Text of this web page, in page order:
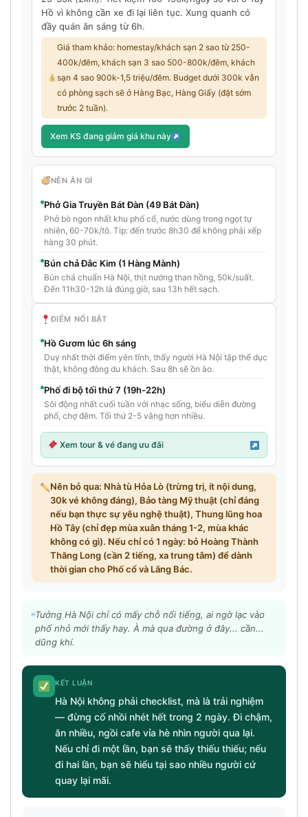
Hồ vì không cần xe đi lại liên tục. Xung quanh có
đầy quán ăn sáng từ 6h.
Giá tham khảo: homestay/khách sạn 2 sao từ 250-
400k/đêm, khách sạn 3 sao 500-800k/đêm, khách
sạn 4 sao 900k-1,5 triệu/đêm. Budget dưới 300k vẫn
có phòng sạch sẽ ở Hàng Bạc, Hàng Giấy (đặt sớm
trước 2 tuần).
Xem KS đang giảm giá khu này
NÊN ĂN GÌ
Phở Gia Truyền Bát Đàn (49 Bát Đàn)
Phở bò ngon nhất khu phố cổ, nước dùng trong ngọt tự
nhiên, 60-70k/tô. Tip: đến trước 8h30 để không phải xếp
hàng 30 phút.
Bún chả Đắc Kim (1 Hàng Mành)
Bún chả chuẩn Hà Nội, thịt nướng than hồng, 50k/suất.
Đến 11h30-12h là đúng giờ, sau 13h hết sạch.
ĐIỂM NỔI BẬT
Hồ Gươm lúc 6h sáng
Duy nhất thời điểm yên tĩnh, thấy người Hà Nội tập thể dục
thật, không đông du khách. Sau 8h sẽ ồn ào.
Phố đi bộ tối thứ 7 (19h-22h)
Sôi động nhất cuối tuần với nhạc sống, biểu diễn đường
phố, chợ đêm. Tối thứ 2-5 vắng hơn nhiều.
Xem tour & vé đang ưu đãi
Nên bỏ qua: Nhà tù Hỏa Lò (trừng trị, ít nội dung,
30k vé không đáng), Bảo tàng Mỹ thuật (chỉ đáng
nếu bạn thực sự yêu nghệ thuật), Thung lũng hoa
Hồ Tây (chỉ đẹp mùa xuân tháng 1-2, mùa khác
không có gì). Nếu chỉ có 1 ngày: bỏ Hoàng Thành
Thăng Long (cần 2 tiếng, xa trung tâm) để dành
thời gian cho Phố cổ và Lăng Bác.
Tưởng Hà Nội chỉ có mấy chỗ nổi tiếng, ai ngờ lạc vào
phố nhỏ mới thấy hay. À mà qua đường ở đây... cần...
dũng khí.
KẾT LUẬN
Hà Nội không phải checklist, mà là trải nghiệm
— đừng cố nhồi nhét hết trong 2 ngày. Đi chậm,
ăn nhiều, ngồi cafe vỉa hè nhìn người qua lại.
Nếu chỉ đi một lần, bạn sẽ thấy thiếu thiếu; nếu
đi hai lần, bạn sẽ hiểu tại sao nhiều người cứ
quay lại mãi.